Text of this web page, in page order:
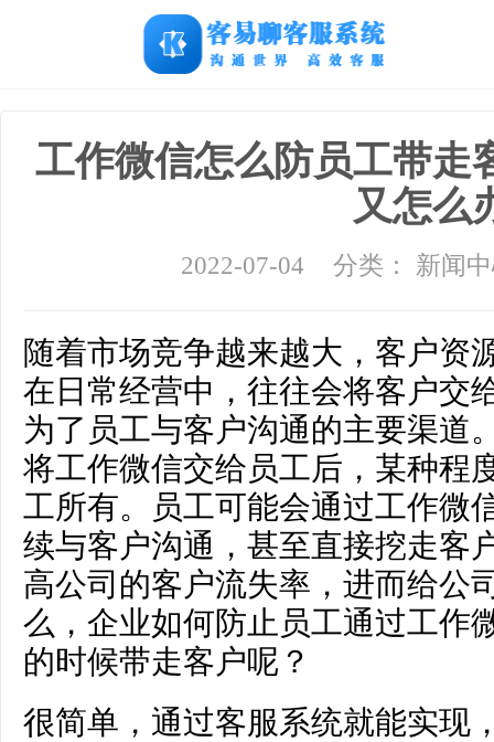
工作微信怎么防员工带走
又怎么
2022-07-04 分类： 新闻
随着市场竞争越来越大，客户资
在日常经营中，往往会将客户交
为了员工与客户沟通的主要渠道
将工作微信交给员工后，某种程
工所有。员工可能会通过工作微
续与客户沟通，甚至直接挖走客
高公司的客户流失率，进而给公
么，企业如何防止员工通过工作
的时候带走客户呢？
很简单，通过客服系统就能实现